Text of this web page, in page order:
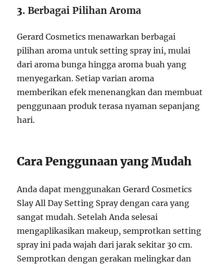
3.Berbagai Pilihan Aroma
Gerard Cosmetics menawarkan berbagai
pilihan aroma untuk setting spray ini, mulai
dari aroma bunga hingga aroma buah yang
menyegarkan. Setiap varian aroma
memberikan efek menenangkan dan membuat
penggunaan produk terasa nyaman sepanjang
hari.
Cara Penggunaan yang Mudah
Anda dapat menggunakan Gerard Cosmetics
Slay All Day Setting Spray dengan cara yang
sangat mudah. Setelah Anda selesai
mengaplikasikan makeup, semprotkan setting
spray ini pada wajah dari jarak sekitar 30 cm.
Semprotkan dengan gerakan melingkar dan